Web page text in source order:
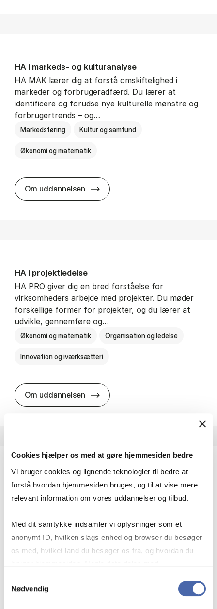
Cookies hjælper os med at gøre hjemmesiden bedre
Vi bruger cookies og lignende teknologier til bedre at
forstå hvordan hjemmesiden bruges, og til at vise mere
relevant information om vores uddannelser og tilbud.
Med dit samtykke indsamler vi oplysninger som et
anonymt ID, hvilken slags enhed og browser du besøger
os med, hvilket land du besøger os fra, og hvordan du
markedsføring. Du bestemmer selv - og kan altid trække
Nødvendig
HA i mar­keds- og kul­tu­r­a­na­ly­se
HA MAK lærer dig at forstå omskiftelighed i
markeder og forbrugeradfærd. Du lærer at
identificere og forudse nye kulturelle mønstre og
forbrugertrends – og…
Markedsføring Kultur og samfund
Økonomi og matematik
Om uddannelsen HA i mar­keds- og kul­tu­r­a­na­ly­se
HA i pro­jekt­le­del­se
HA PRO giver dig en bred forståelse for
virksomheders arbejde med projekter. Du møder
forskellige former for projekter, og du lærer at
udvikle, gennemføre og…
Økonomi og matematik Organisation og ledelse
Innovation og iværksætteri
Om uddannelsen HA i pro­jekt­le­del­se
HA(fil.) - erhvervs­økonomi og fi­lo­so­fi
virksomheder møder i vores komplekse verden.
effektivitet og…
Økonomi og matematik Kultur og samfund